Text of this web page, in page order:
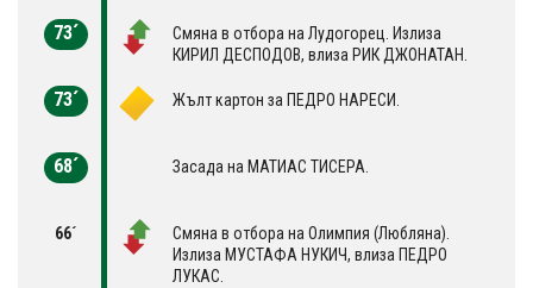
73´
Смяна в отбора на Лудогорец. Излиза
КИРИЛ ДЕСПОДОВ, влиза РИК ДЖОНАТАН.
73´ Жълт картон за ПЕДРО НАРЕСИ.
68´ Засада на МАТИАС ТИСЕРА.
66´
Смяна в отбора на Олимпия (Любляна).
Излиза МУСТАФА НУКИЧ, влиза ПЕДРО
ЛУКАС.